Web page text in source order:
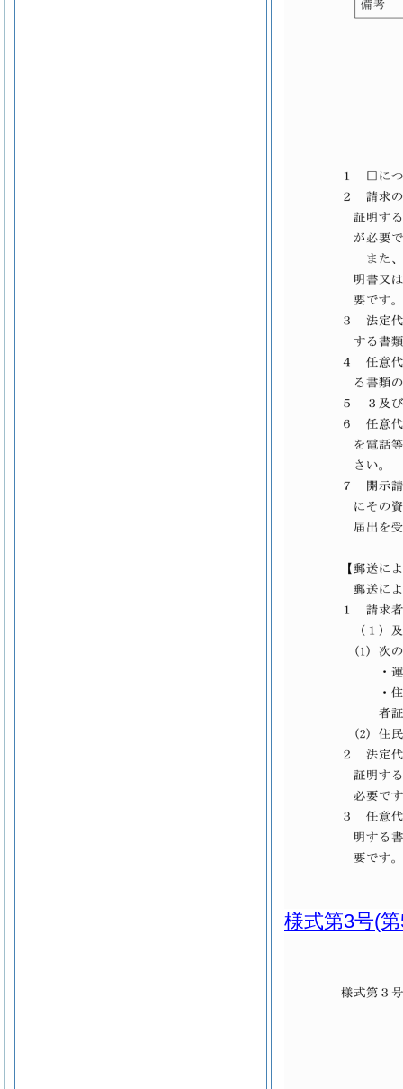
様式第3号(